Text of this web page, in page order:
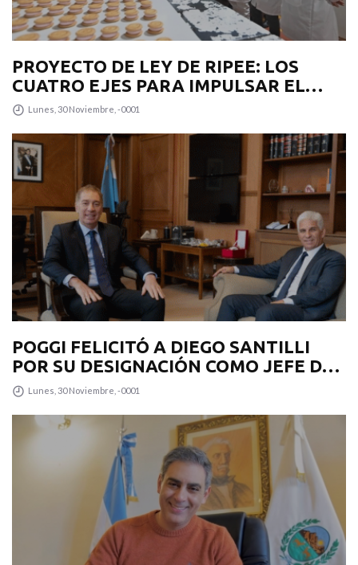
PROYECTO DE LEY DE RIPEE: LOS
CUATRO EJES PARA IMPULSAR EL
DESARROLLO PRODUCTIVO EN LA
Lunes, 30 Noviembre, -0001
POGGI FELICITÓ A DIEGO SANTILLI
POR SU DESIGNACIÓN COMO JEFE DE
GABINETE
Lunes, 30 Noviembre, -0001